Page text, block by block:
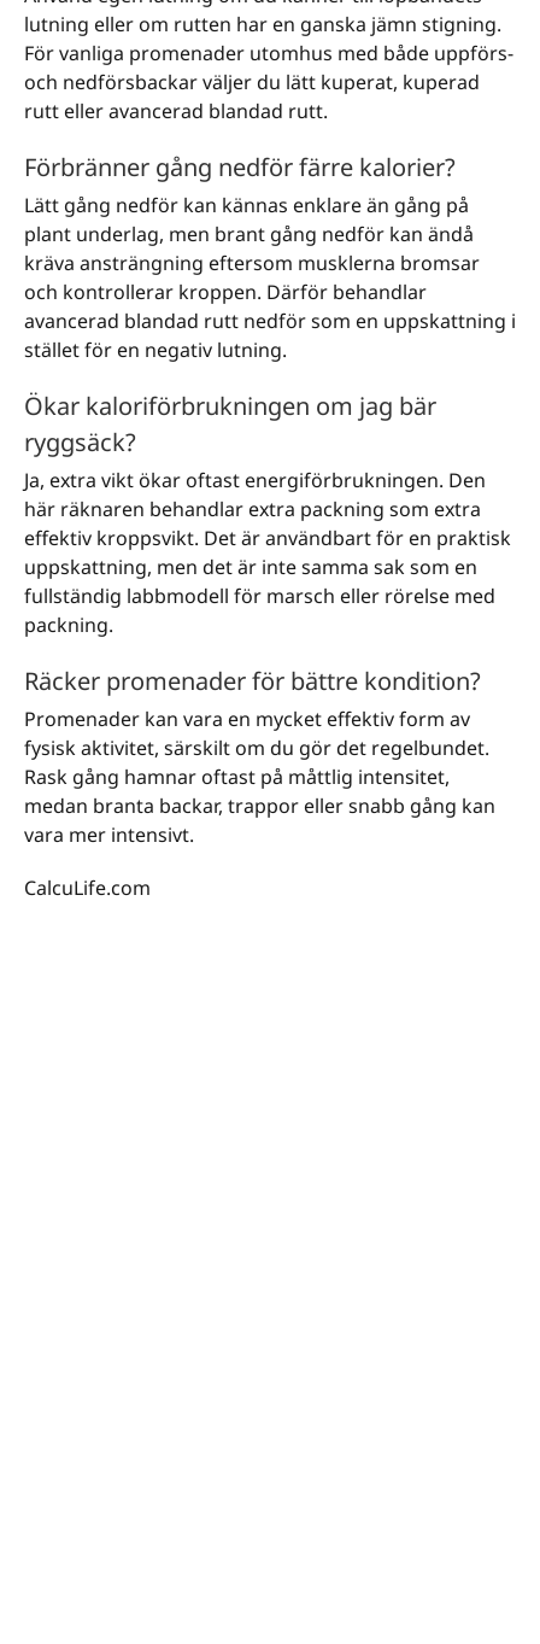
lutning eller om rutten har en ganska jämn stigning.
För vanliga promenader utomhus med både uppförs-
och nedförsbackar väljer du lätt kuperat, kuperad
rutt eller avancerad blandad rutt.
Förbränner gång nedför färre kalorier?
Lätt gång nedför kan kännas enklare än gång på
plant underlag, men brant gång nedför kan ändå
kräva ansträngning eftersom musklerna bromsar
och kontrollerar kroppen. Därför behandlar
avancerad blandad rutt nedför som en uppskattning i
stället för en negativ lutning.
Ökar kaloriförbrukningen om jag bär
ryggsäck?
Ja, extra vikt ökar oftast energiförbrukningen. Den
här räknaren behandlar extra packning som extra
effektiv kroppsvikt. Det är användbart för en praktisk
uppskattning, men det är inte samma sak som en
fullständig labbmodell för marsch eller rörelse med
packning.
Räcker promenader för bättre kondition?
Promenader kan vara en mycket effektiv form av
fysisk aktivitet, särskilt om du gör det regelbundet.
Rask gång hamnar oftast på måttlig intensitet,
medan branta backar, trappor eller snabb gång kan
vara mer intensivt.
CalcuLife.com